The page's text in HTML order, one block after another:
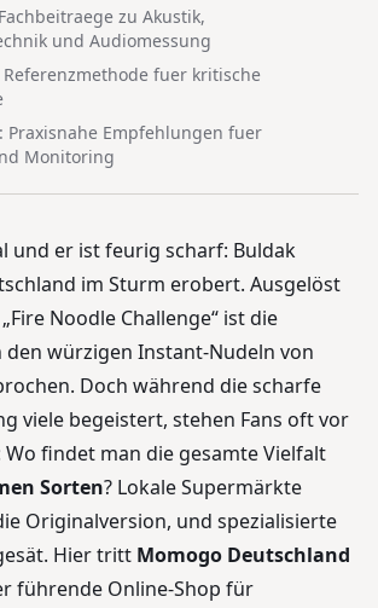
Fachbeitraege zu Akustik,
und Audiomessung
Referenzmethode fuer kritische
: Praxisnahe Empfehlungen fuer
Monitoring
und er ist feurig scharf: Buldak
im Sturm erobert. Ausgelöst
Noodle Challenge“ ist die
den würzigen Instant-Nudeln von
Doch während die scharfe
viele begeistert, stehen Fans oft vor
findet man die gesamte Vielfalt
Sorten? Lokale Supermärkte
Originalversion, und spezialisierte
Hier tritt Momogo Deutschland
führende Online-Shop für